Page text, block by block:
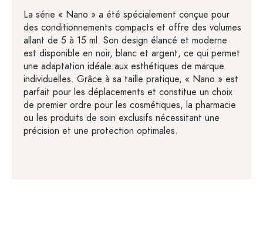
La série « Nano » a été spécialement conçue pour
des conditionnements compacts et offre des volumes
allant de 5 à 15 ml. Son design élancé et moderne
est disponible en noir, blanc et argent, ce qui permet
une adaptation idéale aux esthétiques de marque
individuelles. Grâce à sa taille pratique, « Nano » est
parfait pour les déplacements et constitue un choix
de premier ordre pour les cosmétiques, la pharmacie
ou les produits de soin exclusifs nécessitant une
précision et une protection optimales.